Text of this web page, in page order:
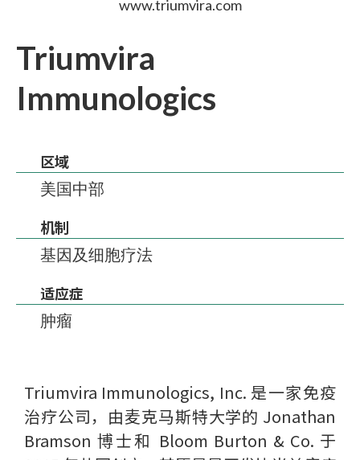
www.triumvira.com
Triumvira
Immunologics
区域
美国中部
机制
基因及细胞疗法
适应症
肿瘤
Triumvira Immunologics, Inc. 是一家免疫
治疗公司，由麦克马斯特大学的 Jonathan
Bramson 博士和 Bloom Burton & Co. 于